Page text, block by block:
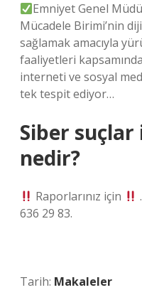
Emniyet Genel
Mücadele Birimi’nin
sağlamak amacıyla
faaliyetleri
interneti ve sosyal
tek tespit ediyor…
Siber
nedir?
Raporlarınız için
636 29 83.
Tarih: Makaleler